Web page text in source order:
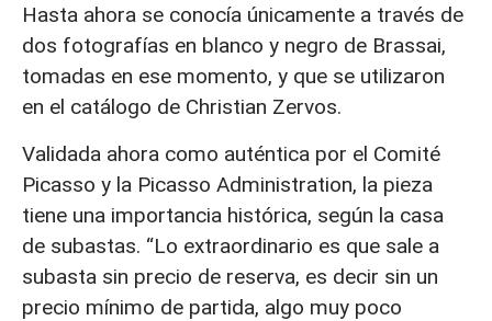
Hasta ahora se conocía únicamente a través de
dos fotografías en blanco y negro de Brassai,
tomadas en ese momento, y que se utilizaron
en el catálogo de Christian Zervos.
Validada ahora como auténtica por el Comité
Picasso y la Picasso Administration, la pieza
tiene una importancia histórica, según la casa
de subastas. “Lo extraordinario es que sale a
subasta sin precio de reserva, es decir sin un
precio mínimo de partida, algo muy poco